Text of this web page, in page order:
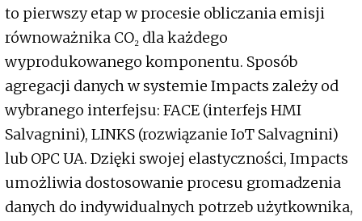
to pierwszy etap w procesie obliczania emisji
równoważnika CO₂ dla każdego
wyprodukowanego komponentu. Sposób
agregacji danych w systemie Impacts zależy od
wybranego interfejsu: FACE (interfejs HMI
Salvagnini), LINKS (rozwiązanie IoT Salvagnini)
lub OPC UA. Dzięki swojej elastyczności, Impacts
umożliwia dostosowanie procesu gromadzenia
danych do indywidualnych potrzeb użytkownika,